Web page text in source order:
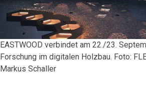
EASTWOOD verbindet am 22./23.
Forschung im digitalen Holzbau. Foto:
Markus Schaller